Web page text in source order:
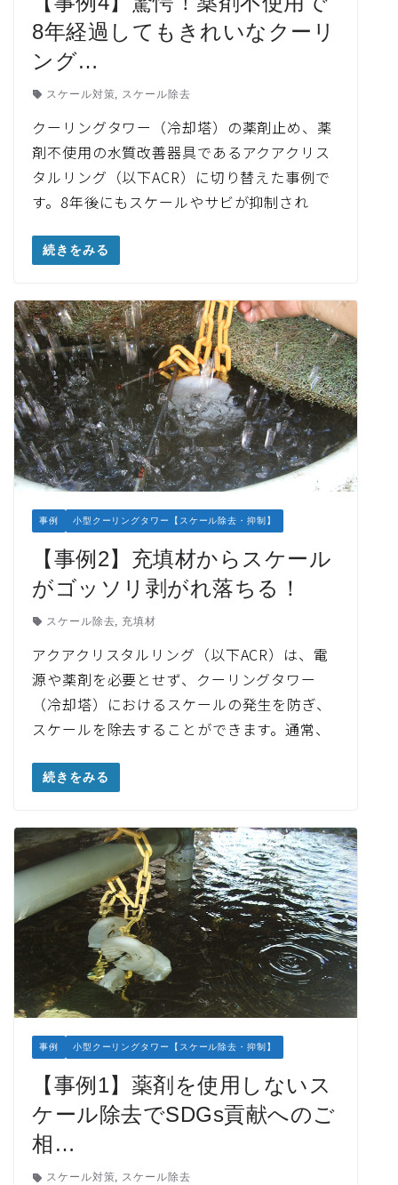
8年経過してもきれいなクーリ
ング…
スケール対策, スケール除去
クーリングタワー（冷却塔）の薬剤止め、薬
剤不使用の水質改善器具であるアクアクリス
タルリング（以下ACR）に切り替えた事例で
す。8年後にもスケールやサビが抑制され
続きをみる
事例 小型クーリングタワー【スケール除去・抑制】
【事例2】充填材からスケール
がゴッソリ剥がれ落ちる！
スケール除去 充填材
アクアクリスタルリング（以下ACR）は、電
源や薬剤を必要とせず、クーリングタワー
（冷却塔）におけるスケールの発生を防ぎ、
スケールを除去することができます。通常、
続きをみる
事例 小型クーリングタワー【スケール除去・抑制】
【事例1】薬剤を使用しないス
ケール除去でSDGs貢献へのご
相…
スケール対策, スケール除去